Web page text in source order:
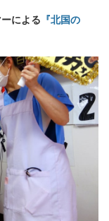
による 『北国の